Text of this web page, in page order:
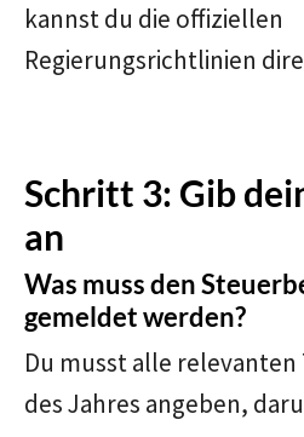
kannst du die offiziellen
Regierungsrichtlinien
Schritt 3: Gib
an
Was muss den
gemeldet werden?
Du musst alle relevanten
des Jahres angeben,